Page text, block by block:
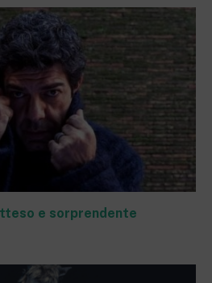
e sorprendente